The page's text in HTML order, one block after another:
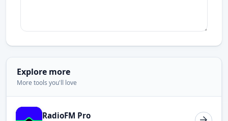
Explore more
More tools you'll love
RadioFM Pro